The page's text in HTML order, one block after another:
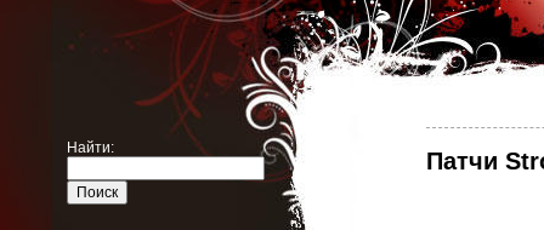
Патчи
Найти: